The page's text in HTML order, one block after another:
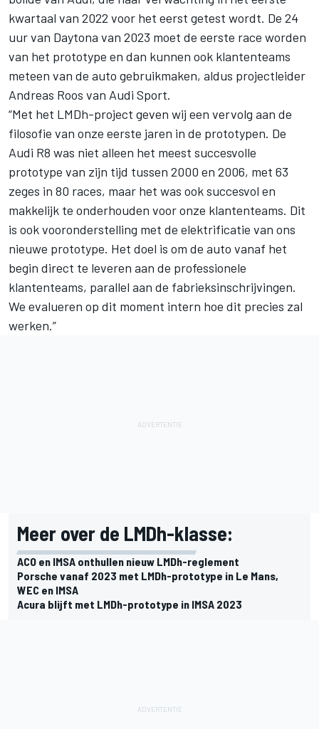
kwartaal van 2022 voor het eerst getest wordt. De 24
uur van Daytona van 2023 moet de eerste race worden
van het prototype en dan kunnen ook klantenteams
meteen van de auto gebruikmaken, aldus projectleider
Andreas Roos van Audi Sport.
“Met het LMDh-project geven wij een vervolg aan de
filosofie van onze eerste jaren in de prototypen. De
Audi R8 was niet alleen het meest succesvolle
prototype van zijn tijd tussen 2000 en 2006, met 63
zeges in 80 races, maar het was ook succesvol en
makkelijk te onderhouden voor onze klantenteams. Dit
is ook vooronderstelling met de elektrificatie van ons
nieuwe prototype. Het doel is om de auto vanaf het
begin direct te leveren aan de professionele
klantenteams, parallel aan de fabrieksinschrijvingen.
We evalueren op dit moment intern hoe dit precies zal
werken.”
Meer over de LMDh-klasse:
ACO en IMSA onthullen nieuw LMDh-reglement
Porsche vanaf 2023 met LMDh-prototype in Le Mans,
WEC en IMSA
Acura blijft met LMDh-prototype in IMSA 2023